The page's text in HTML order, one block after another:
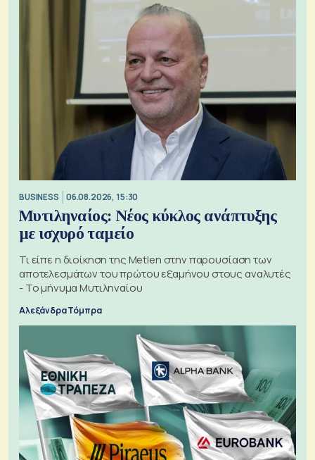
BUSINESS 06.08.2026, 15:30
Μυτιληναίος: Νέος κύκλος ανάπτυξης
με ισχυρό ταμείο
Τι είπε η διοίκηση της Metlen στην παρουσίαση των
αποτελεσμάτων του πρώτου εξαμήνου στους αναλυτές
- Το μήνυμα Μυτιληναίου
Αλεξάνδρα Τόμπρα